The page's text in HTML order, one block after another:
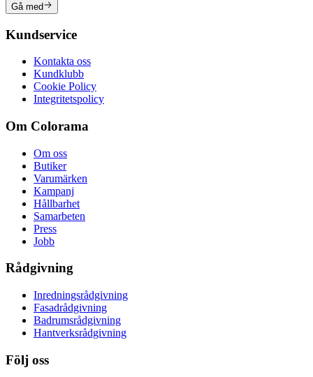
Gå med
Kundservice
Kontakta oss
Kundklubb
Cookie Policy
Integritetspolicy
Om Colorama
Om oss
Butiker
Varumärken
Kampanj
Hållbarhet
Samarbeten
Press
Jobb
Rådgivning
Inredningsrådgivning
Fasadrådgivning
Badrumsrådgivning
Hantverksrådgivning
Följ oss